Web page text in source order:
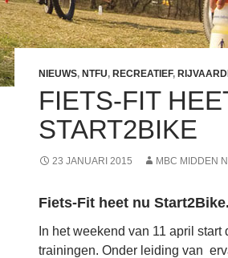
NIEUWS, NTFU, RECREATIEF,
FIETS-FIT
START2BIKE
23 JANUARI 2015 MBC MIDDEN
Fiets-Fit heet nu Start2Bike.
In het weekend van 11 april
trainingen. Onder leiding van